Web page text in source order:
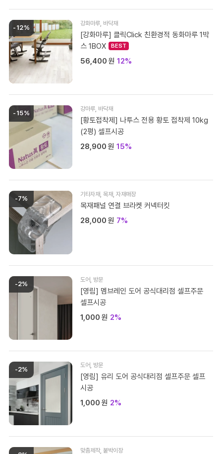
-12%
강화마루 바닥재
[강화마루] 클릭Click 친환경적 동화마루 1박
스 1BOX
56,400 원 12%
-15%
강마루 바닥재
[황토접착제] 나투스 전용 황토 접착제 10kg
(2평) 셀프시공
28,900 원 15%
-7%
기타자재 ,목재 ,자재매장
목재패널 연결 브라켓 커넥터킷
28,000 원 7%
-2%
도어 방문
[영림] 멤브레인 도어 공식대리점 셀프주문
셀프시공
1,000 원 2%
-2%
도어 방문
[영림] 유리 도어 공식대리점 셀프주문 셀프
시공
1,000 원 2%
맞춤제작,붙박이장